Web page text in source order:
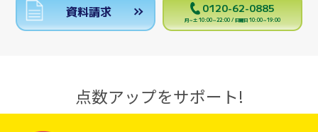
資料請求 0120-62-0885
月～土 10:00～22:00 / 日曜日 10:00～19:00
点数アップをサポート!